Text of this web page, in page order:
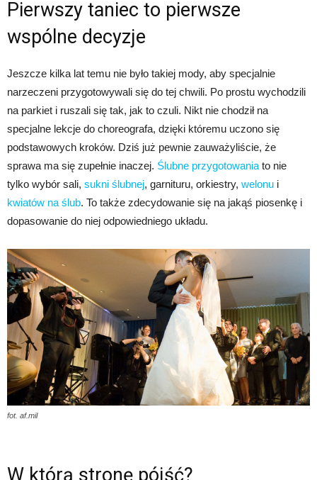
Pierwszy taniec to pierwsze
wspólne decyzje
Jeszcze kilka lat temu nie było takiej mody, aby specjalnie
narzeczeni przygotowywali się do tej chwili. Po prostu wychodzili
na parkiet i ruszali się tak, jak to czuli. Nikt nie chodził na
specjalne lekcje do choreografa, dzięki któremu uczono się
podstawowych kroków. Dziś już pewnie zauważyliście, że
sprawa ma się zupełnie inaczej. Ślubne przygotowania to nie
tylko wybór sali, sukni ślubnej, garnituru, orkiestry, welonu i
kwiatów na ślub. To także zdecydowanie się na jakąś piosenkę i
dopasowanie do niej odpowiedniego układu.
fot. af.mil
W którą stronę pójść?